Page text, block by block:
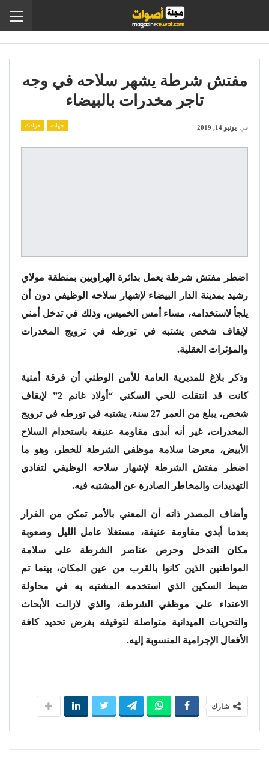
مفتش شرطة يشهر سلاحه في وجه
تاجر مخدرات بالبيضاء
جهات حوادث في يونيو 14, 2019
اضطر مفتش شرطة يعمل بدائرة الهراويين بمنطقة مولاي
رشيد بمدينة الدار البيضاء لإشهار سلاحه الوظيفي دون أن
يلجأ لاستخدامه، مساء أمس الخميس، وذلك في تدخل أمني
لإيقاف شخص يشتبه في تورطه في ترويج المخدرات
والمؤثرات العقلية.
وذكر بلاغ للمديرية العامة للأمن الوطني أن فرقة أمنية
كانت قد انتقلت للحي السكني “أولاد غانم 2” لإيقاف
شخص، يبلغ من العمر 27 سنة، يشتبه في تورطه في ترويج
المخدرات، غير أنه أبدى مقاومة عنيفة باستخدام السلاح
الأبيض، معرضا سلامة موظفي الشرطة للخطر، وهو ما
اضطر مفتش الشرطة لإشهار سلاحه الوظيفي لتفادي
التهديدات والمخاطر الصادرة عن المشتبه فيه.
وأضاف المصدر ذاته أن المعني بالأمر تمكن من الفرار
بعدما أبدى مقاومة عنيفة، مستغلا عامل الليل وصعوبة
مكان التدخل وحرص عناصر الشرطة على سلامة
المواطنين الذين كانوا بالقرب من عين المكان، بينما تم
ضبط السكين الذي استخدمه المشتبه به في محاولة
الاعتداء على موظفي الشرطة، والذي لازالت الأبحاث
والتحريات الميدانية متواصلة لتوقيفه بغرض تحديد كافة
الأفعال الإجرامية المنسوبة إليه.
شارك